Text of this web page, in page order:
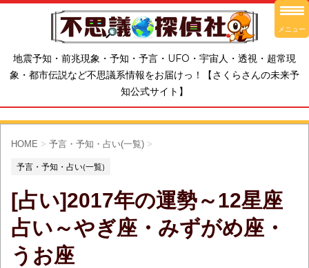
地震予知・前兆現象・予知・予言・UFO・宇宙人・透視・超常現
象・都市伝説など不思議系情報をお届けっ！【さくらさんの未来予
知公式サイト】
HOME > 予言・予知・占い(一覧) >
予言・予知・占い(一覧)
[占い]2017年の運勢～12星座
占い～やぎ座・みずがめ座・
うお座
メニュー